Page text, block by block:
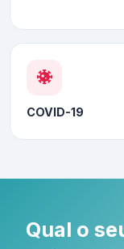
COVID-19
Qual o